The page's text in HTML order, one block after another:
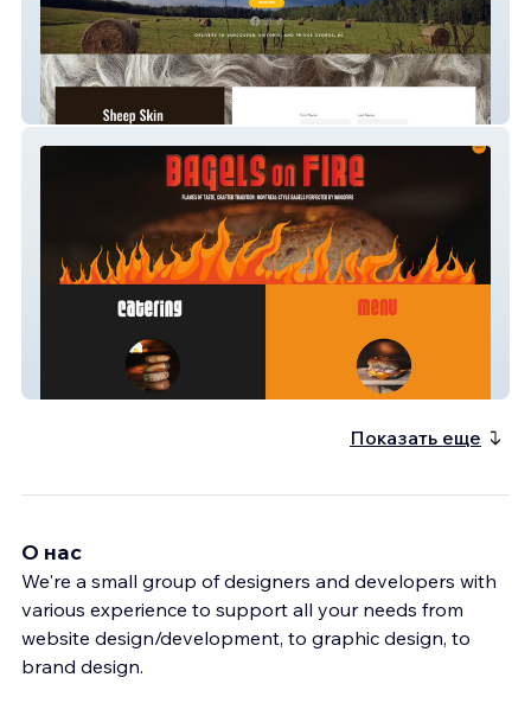
Odarka Acres
Bagels On Fire
Показать еще
О нас
We're a small group of designers and developers with
various experience to support all your needs from
website design/development, to graphic design, to
brand design.